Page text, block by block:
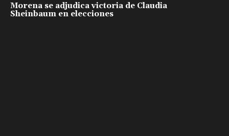
Morena se adjudica victoria de Claudia
Sheinbaum en elecciones